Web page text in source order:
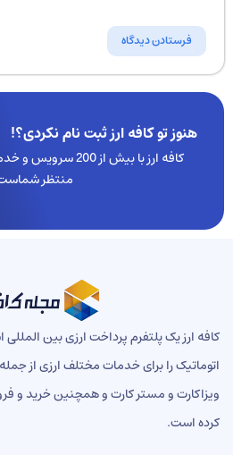
هنوز تو کافه ارز ثبت نام نکردی؟!
کافه ارز با بیش از 200
منتظر شماست.
ارز یک پلتفرم پرداخت ارزی بین المللی
را برای خدمات مختلف ارزی از جمله
و مستر کارت و همچنین خرید و فروش
است.